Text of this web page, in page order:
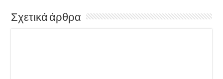
Σχετικά άρθρα